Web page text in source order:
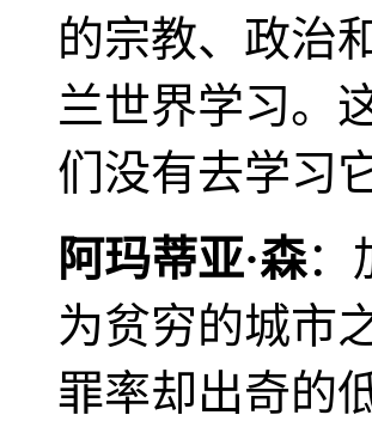
的宗教、政治
兰世界学习。
们没有去学习
阿玛蒂亚·森：
为贫穷的城市
罪率却出奇的